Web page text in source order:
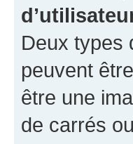
Deux types
peuvent
être une
de carrés